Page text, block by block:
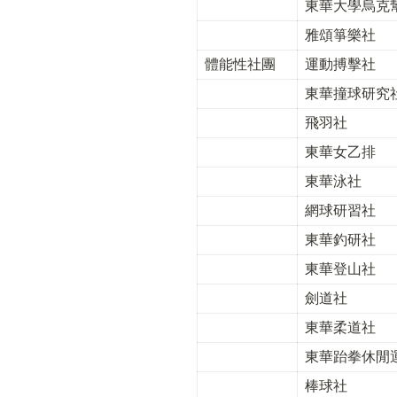
東華大學烏克
雅頌箏樂社
體能性社團
運動搏擊社
東華撞球研究
飛羽社
東華女乙排
東華泳社
網球研習社
東華釣研社
東華登山社
劍道社
東華柔道社
東華跆拳休閒
棒球社